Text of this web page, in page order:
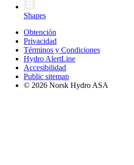
Shapes
Obtención
Privacidad
Términos y Condiciones
Hydro AlertLine
Accesibilidad
Public sitemap
© 2026 Norsk Hydro ASA